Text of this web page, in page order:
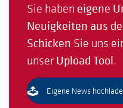
Sie haben eigene
Neuigkeiten aus
Schicken Sie uns
unser Upload Tool.
Eigene News